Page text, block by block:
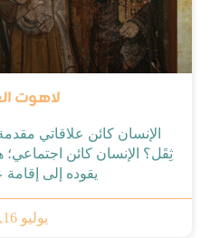
لاهوت
الإنسان كائن علاقاتي
ثِقَل؟ الإنسان كائن
يقوده إلى
يوليو 16, 2025